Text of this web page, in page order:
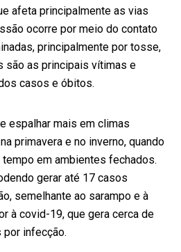
afeta principalmente as vias
ocorre por meio do contato
principalmente por tosse,
são as principais vítimas e
casos e óbitos.
espalhar mais em climas
primavera e no inverno, quando
em ambientes fechados.
gerar até 17 casos
semelhante ao sarampo e à
à covid-19, que gera cerca de
infecção.